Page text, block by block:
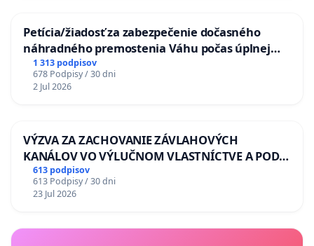
Petícia/žiadosť za zabezpečenie dočasného
náhradného premostenia Váhu počas úplnej
uzávery Vážskeho mosta v Komárne
1 313 podpisov
678 Podpisy / 30 dni
2 Jul 2026
VÝZVA ZA ZACHOVANIE ZÁVLAHOVÝCH
KANÁLOV VO VÝLUČNOM VLASTNÍCTVE A POD
KONTROLOU SLOVENSKEJ REPUBLIKY & žiadosť
na riešenie zanedbaného stavu závlahových a
odvodňovacích kanálov na Slovensku
613 podpisov
613 Podpisy / 30 dni
23 Jul 2026